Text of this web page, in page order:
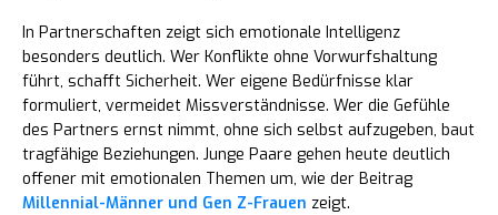
In Partnerschaften zeigt sich emotionale Intelligenz
besonders deutlich. Wer Konflikte ohne Vorwurfshaltung
führt, schafft Sicherheit. Wer eigene Bedürfnisse klar
formuliert, vermeidet Missverständnisse. Wer die Gefühle
des Partners ernst nimmt, ohne sich selbst aufzugeben, baut
tragfähige Beziehungen. Junge Paare gehen heute deutlich
offener mit emotionalen Themen um, wie der Beitrag
Millennial-Männer und Gen Z-Frauen zeigt.